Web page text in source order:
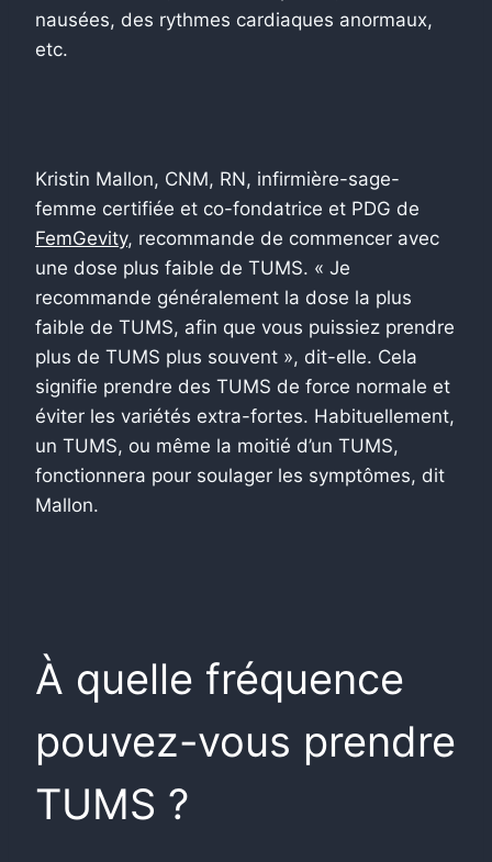
nausées, des rythmes cardiaques anormaux,
etc.
Kristin Mallon, CNM, RN, infirmière-sage-
femme certifiée et co-fondatrice et PDG de
FemGevity, recommande de commencer avec
une dose plus faible de TUMS. « Je
recommande généralement la dose la plus
faible de TUMS, afin que vous puissiez prendre
plus de TUMS plus souvent », dit-elle. Cela
signifie prendre des TUMS de force normale et
éviter les variétés extra-fortes. Habituellement,
un TUMS, ou même la moitié d’un TUMS,
fonctionnera pour soulager les symptômes, dit
Mallon.
À quelle fréquence
pouvez-vous prendre
TUMS ?